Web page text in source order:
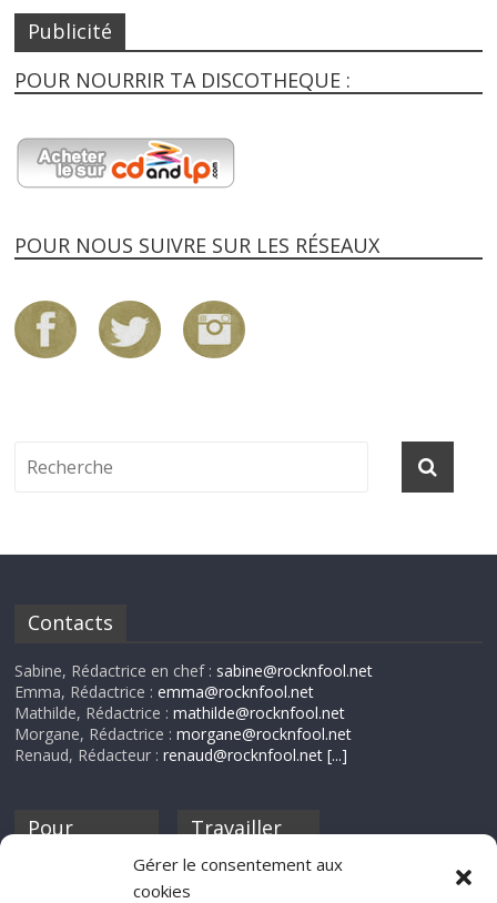
Gérer le consentement aux
cookies
Publicité
POUR NOURRIR TA DISCOTHEQUE :
POUR NOUS SUIVRE SUR LES RÉSEAUX
Contacts
Sabine, Rédactrice en chef : sabine@rocknfool.net
Emma, Rédactrice :emma@rocknfool.net
Mathilde, Rédactrice :mathilde@rocknfool.net
Morgane, Rédactrice :morgane@rocknfool.net
Renaud, Rédacteur :renaud@rocknfool.net [...]
Pour
discothèque
Travailler